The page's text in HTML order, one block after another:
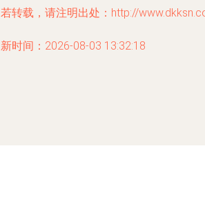
转载，请注明出处：http://
时间：2026-08-03 13:32:18